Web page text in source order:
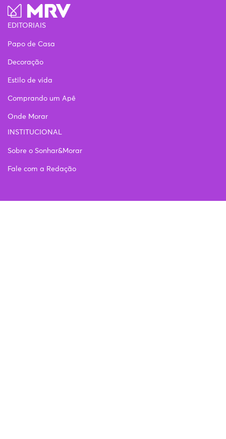
EDITORIAIS
Papo de Casa
Decoração
Estilo de vida
Comprando um Apê
Onde Morar
INSTITUCIONAL
Sobre o Sonhar&Morar
Fale com a Redação